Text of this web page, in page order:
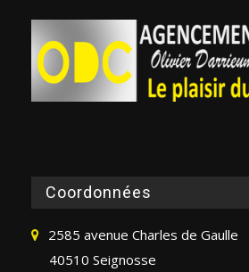
Coordonnées
2585 avenue Charles de Gaulle
40510 Seignosse